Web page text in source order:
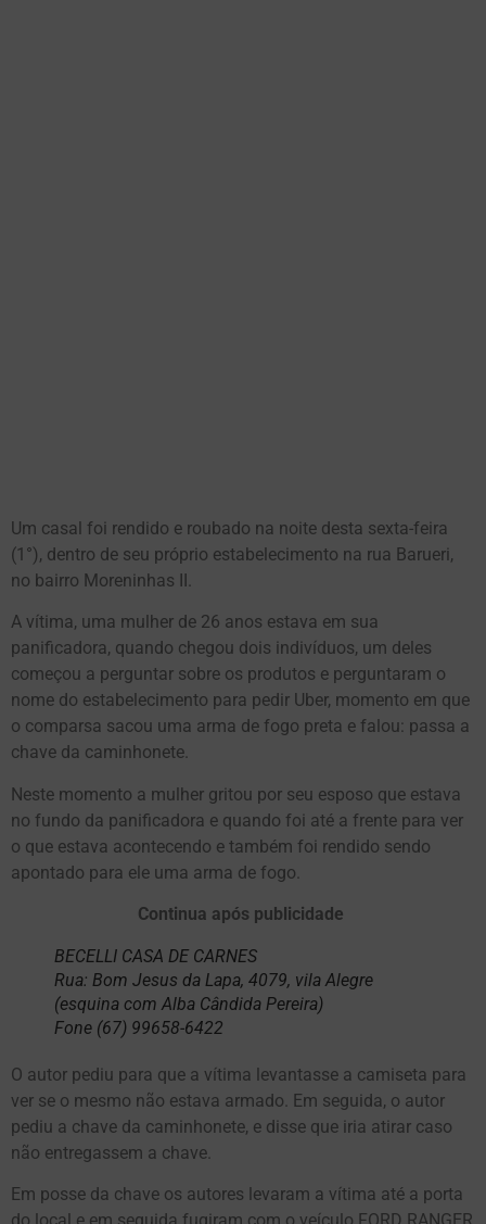
Um casal foi rendido e roubado na noite desta sexta-feira
(1°), dentro de seu próprio estabelecimento na rua Barueri,
no bairro Moreninhas II.
A vítima, uma mulher de 26 anos estava em sua
panificadora, quando chegou dois indivíduos, um deles
começou a perguntar sobre os produtos e perguntaram o
nome do estabelecimento para pedir Uber, momento em que
o comparsa sacou uma arma de fogo preta e falou: passa a
chave da caminhonete.
Neste momento a mulher gritou por seu esposo que estava
no fundo da panificadora e quando foi até a frente para ver
o que estava acontecendo e também foi rendido sendo
apontado para ele uma arma de fogo.
Continua após publicidade
BECELLI CASA DE CARNES
Rua: Bom Jesus da Lapa, 4079, vila Alegre
(esquina com Alba Cândida Pereira)
Fone (67) 99658-6422
O autor pediu para que a vítima levantasse a camiseta para
ver se o mesmo não estava armado. Em seguida, o autor
pediu a chave da caminhonete, e disse que iria atirar caso
não entregassem a chave.
Em posse da chave os autores levaram a vítima até a porta